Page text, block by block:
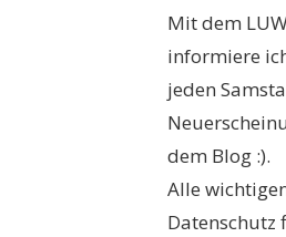
Mit dem
informiere
jeden
dem Blog :).
Alle
Datenschutz